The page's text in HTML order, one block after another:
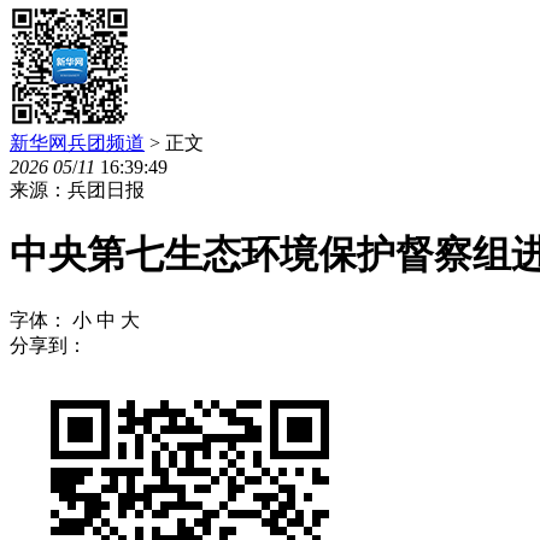
新华网兵团频道 > 正文
2026 05/11 16:39:49
来源：兵团日报
中央第七生态环境保护督察组
字体： 小 中 大
分享到：